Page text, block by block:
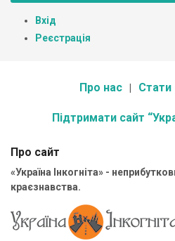
Вхід
Реєстрація
Про нас Стати
Підтримати сайт
Про сайт
«Україна Інкогніта» -
краєзнавства.